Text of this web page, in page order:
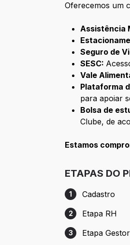
Oferecemos um
Assistência
Seguro de
SESC:
Vale
Plataforma
para apoiar
Bolsa de
Clube, de
Estamos
ETAPAS DO
Etapa 1: Cadastro
1 Cadastro
Etapa 2: Etapa RH
2 Etapa RH
Etapa 3: Etapa
3 Etapa Gestor